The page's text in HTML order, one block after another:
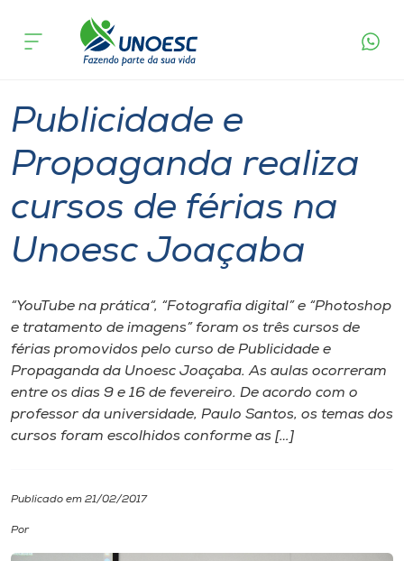
Cursos
Pesquisa
Atendimento ao Estudante
Portal de Ensino
A
Internacionalização
I.nova
Diplomados
Cultura
acontece
Publicidade e
Propaganda realiza
cursos de férias na
Unoesc Joaçaba
“YouTube na prática“, “Fotografia digital” e “Photoshop
e tratamento de imagens” foram os três cursos de
férias promovidos pelo curso de Publicidade e
Propaganda da Unoesc Joaçaba. As aulas ocorreram
entre os dias 9 e 16 de fevereiro. De acordo com o
professor da universidade, Paulo Santos, os temas dos
cursos foram escolhidos conforme as […]
Publicado em 21/02/2017
Por